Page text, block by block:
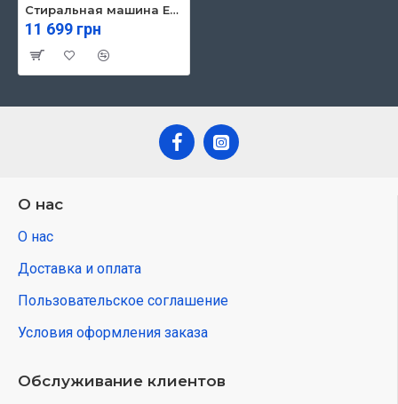
Стиральная машина Edler EWF7043IS
11 699 грн
О нас
О нас
Доставка и оплата
Пользовательское соглашение
Условия оформления заказа
Обслуживание клиентов